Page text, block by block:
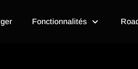
Fonctionnalités Ouvrir